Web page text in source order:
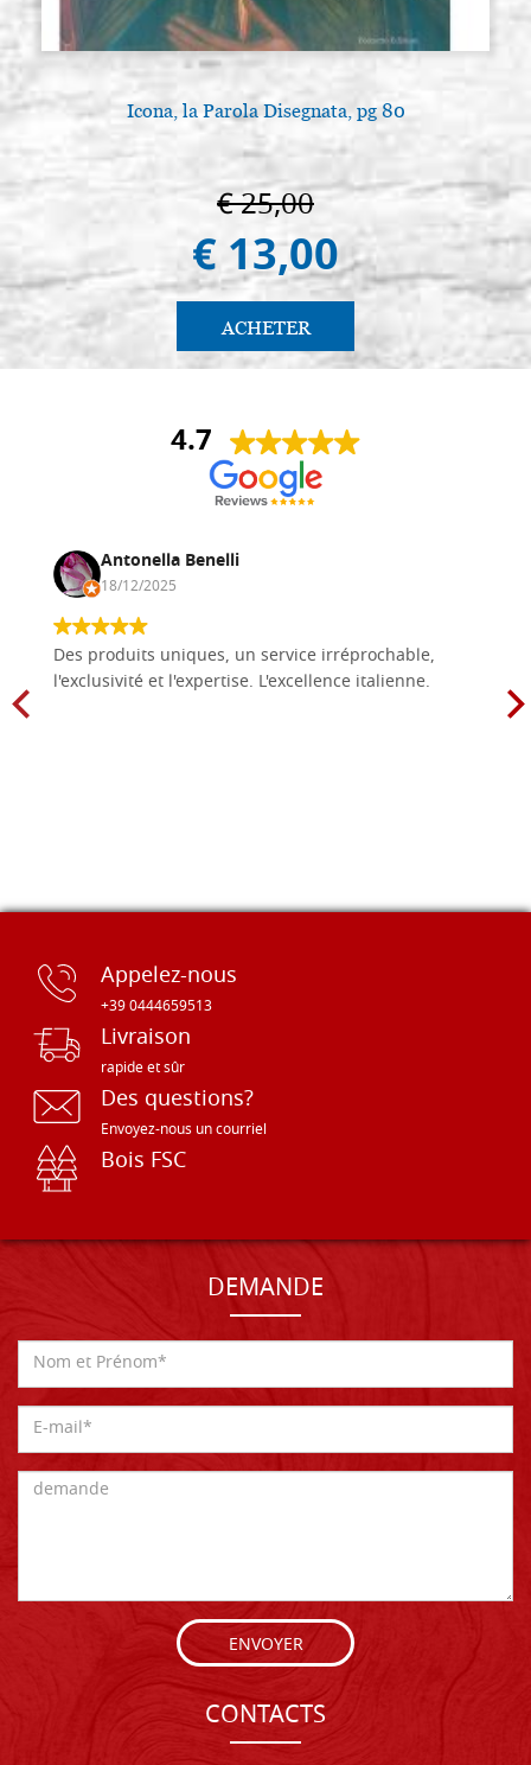
Icona, la Parola Disegnata, pg 80
€ 25,00
€ 13,00
ACHETER
4.7
Antonella Benelli
18/12/2025
Des produits uniques, un service irréprochable,
l'exclusivité et l'expertise. L'excellence italienne.
Appelez-nous
+39 0444659513
Livraison
rapide et sûr
Des questions?
Envoyez-nous un courriel
Bois FSC
DEMANDE
ENVOYER
CONTACTS